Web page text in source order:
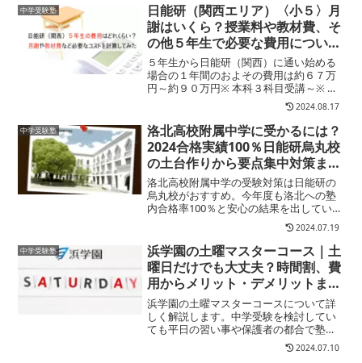
中学受験塾
日能研（関西エリア）〈小５〉月
謝はいくら？授業料や教材費、そ
の他５年生で必要な費用について
関西の教室について聞いてきまし
た（2024年情報）
５年生から日能研（関西）に通い始める
場合の１年間のおよその費用は約６７万
円～約９０万円※ 本科３科目受講～※ 個
人のリサーチによる概算６年生の受験ま
でなら「＋80万～130万」なので、約147
万円～220万円一般的に４年生から中学受
験塾に通...
2024.08.17
中学受験塾
洛北高校附属中学に受かるには？
2024合格実績100％日能研烏丸校
の土台作りから要点集中対策まで
解説します
洛北高校附属中学の受験対策は日能研の
烏丸校がおすすめ。今年度も洛北への塾
内合格率100％と安心の結果を出していま
す。”公立”とはいえ洛北は最難関校の一
つ。それ相応の対策は欠かせません。日
能研なら洛北に受かるための、土台作り
から専門的な要点対...
2024.07.19
中学受験塾
浜学園の土曜マスターコース｜土
曜日だけでも大丈夫？時間割、費
用からメリット・デメリットまで
徹底解説
浜学園の土曜マスターコースについて詳
しく解説します。中学受験を検討してい
ても平日の習い事や保護者の都合で塾に
通えない子どもに浜学園の土曜マスター
コースはおすすめ。他では難しい週末だ
2024.07.10